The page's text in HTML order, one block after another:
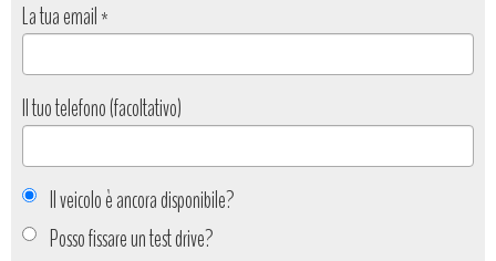
La tua email*
Il tuo telefono (facoltativo)
Il veicolo è ancora disponibile?
Posso fissare un test drive?